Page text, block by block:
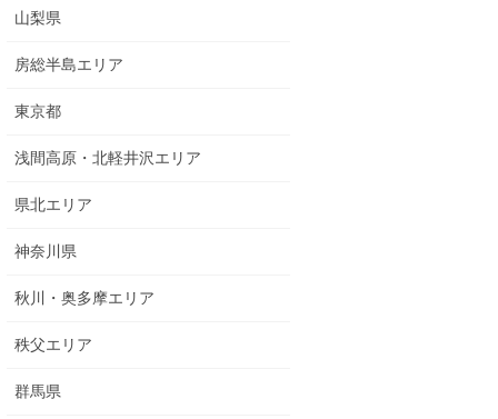
山梨県
房総半島エリア
東京都
浅間高原・北軽井沢エリア
県北エリア
神奈川県
秋川・奥多摩エリア
秩父エリア
群馬県